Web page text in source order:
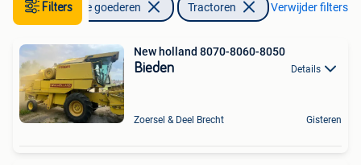
Filters
Zakelijke goederen Tractoren Verwijder filters
New holland 8070-8060-8050
Bieden Details
Zoersel & Deel Brecht Gisteren